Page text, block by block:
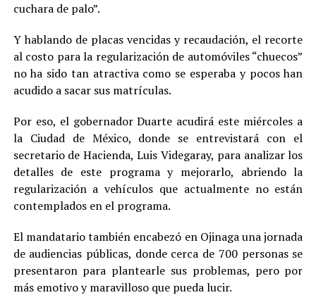
cuchara de palo”.
Y hablando de placas vencidas y recaudación, el recorte
al costo para la regularización de automóviles “chuecos”
no ha sido tan atractiva como se esperaba y pocos han
acudido a sacar sus matrículas.
Por eso, el gobernador Duarte acudirá este miércoles a
la Ciudad de México, donde se entrevistará con el
secretario de Hacienda, Luis Videgaray, para analizar los
detalles de este programa y mejorarlo, abriendo la
regularización a vehículos que actualmente no están
contemplados en el programa.
El mandatario también encabezó en Ojinaga una jornada
de audiencias públicas, donde cerca de 700 personas se
presentaron para plantearle sus problemas, pero por
más emotivo y maravilloso que pueda lucir.